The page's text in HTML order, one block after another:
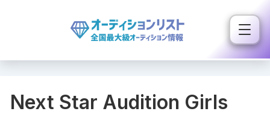
ス
Next Star Audition Girls